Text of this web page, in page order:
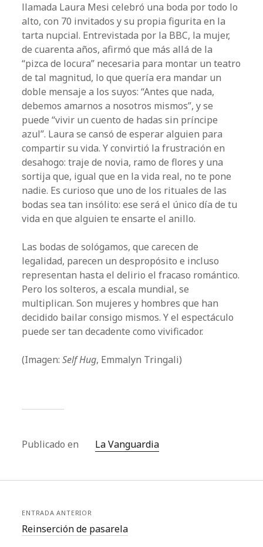
llamada Laura Mesi celebró una boda por todo lo
alto, con 70 invitados y su propia figurita en la
tarta nupcial. Entrevistada por la BBC, la mujer,
de cuarenta años, afirmó que más allá de la
“pizca de locura” necesaria para montar un teatro
de tal magnitud, lo que quería era mandar un
doble mensaje a los suyos: “Antes que nada,
debemos amarnos a nosotros mismos”, y se
puede “vivir un cuento de hadas sin príncipe
azul”. Laura se cansó de esperar alguien para
compartir su vida. Y convirtió la frustración en
desahogo: traje de novia, ramo de flores y una
sortija que, igual que en la vida real, no te pone
nadie. Es curioso que uno de los rituales de las
bodas sea tan insólito: ese será el único día de tu
vida en que alguien te ensarte el anillo.
Las bodas de sológamos, que carecen de
legalidad, parecen un despropósito e incluso
representan hasta el delirio el fracaso romántico.
Pero los solteros, a escala mundial, se
multiplican. Son mujeres y hombres que han
decidido bailar consigo mismos. Y el espectáculo
puede ser tan decadente como vivificador.
(Imagen:Self Hug, Emmalyn Tringali)
Publicado en La Vanguardia
ENTRADA ANTERIOR
Reinserción de pasarela